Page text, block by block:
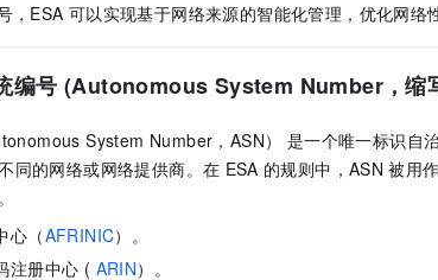
，ESA 可以实现基于网络来源的智能化管理，优化网络
编号 (Autonomous System Number，缩
System Number，ASN） 是一个唯一标识自
同的网络或网络提供商。在 ESA 的规则中，ASN 被用
心（AFRINIC）。
注册中心 ( ARIN）。